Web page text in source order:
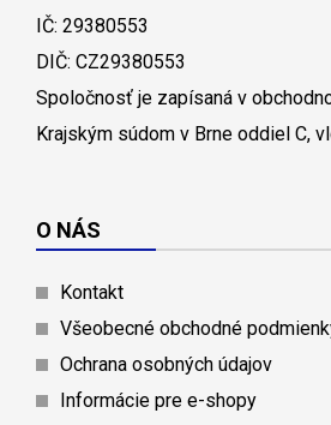
IČ: 29380553
DIČ: CZ29380553
Spoločnosť je zapísaná v
Krajským súdom v Brne oddiel C,
O NÁS
Kontakt
Všeobecné obchodné
Ochrana osobných údajov
Informácie pre e-shopy